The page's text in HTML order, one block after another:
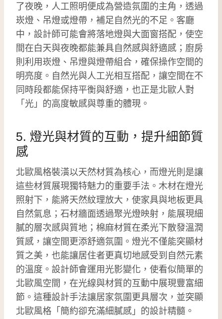
了夜晚，人工照明便成為營造氛圍的主角，透過
崁燈、吊燈或燈帶，補足自然光的不足。客廳
中，設計師可能會將落地燈與大面窗搭配，使空
間在白天與夜晚都能兼具自然感與舒適感；廚房
則利用崁燈、吊燈與燈帶組合，確保操作空間的
明亮度。自然光與人工光相互搭配，讓空間在不
同時段都能保持平衡與舒適，也正是北歐人對
「光」的高度敏感與尊重的體現。
5. 燈光與材質的互動，提升細節質
感
北歐風格裝潢以天然材質為核心，而燈光則是讓
這些材質展現獨特魅力的重要手法。木材在燈光
照射下，能將天然紋理放大，使家具與地板更具
自然氣息；石材牆面透過聚光燈映射，能展現細
膩的層次感與質地；棉麻材質在柔光下散發溫潤
質感，讓空間更添舒適氛圍。燈光不僅能突顯材
質之美，也能讓居住者更真切地感受到自然元素
的溫度。設計師會運用光影變化，使看似簡單的
北歐風空間，在光線與材質的互動中展現豐富細
節。這種設計手法讓居家氛圍更具層次，並突顯
北歐風格「簡約卻充滿細膩感」的設計精髓。